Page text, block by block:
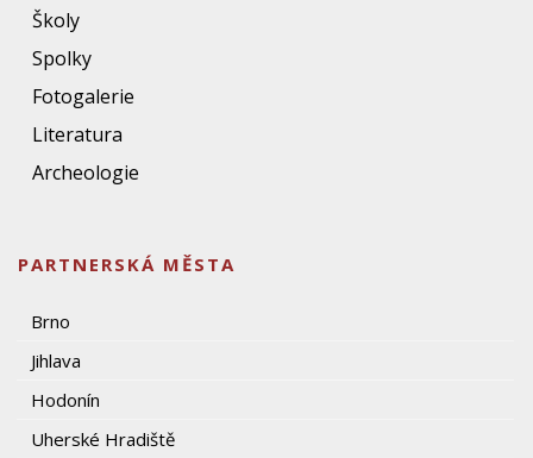
Školy
Spolky
Fotogalerie
Literatura
Archeologie
PARTNERSKÁ MĚSTA
Brno
Jihlava
Hodonín
Uherské Hradiště